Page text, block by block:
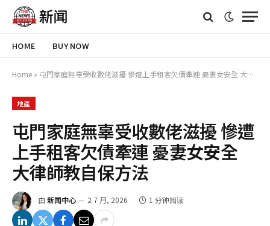
HOME BUY NOW
Home » 屯門家庭無辜受收數佬滋擾 慘遭上手租客欠債牽連 憂妻女安全 大律師教自保方法
地產
屯門家庭無辜受收數佬滋擾 慘遭
上手租客欠債牽連 憂妻女安全
大律師教自保方法
由 新闻中心 2 7 月, 2026 1 分钟阅读